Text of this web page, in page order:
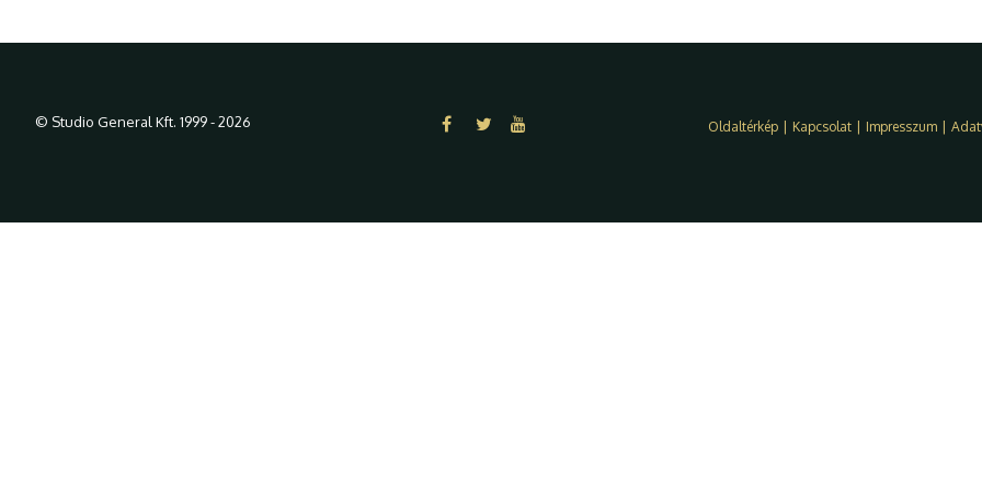
© Studio General Kft. 1999 - 2026 Oldaltérkép Kapcsolat Impresszum